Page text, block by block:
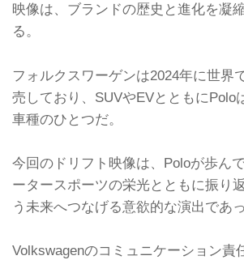
映像は、ブランドの歴史と進化を凝
る。
フォルクスワーゲンは2024年に世界
売しており、SUVやEVとともにPolo
車種のひとつだ。
今回のドリフト映像は、Poloが歩ん
ータースポーツの栄光とともに振り
う未来へつなげる意欲的な演出であっ
Volkswagenのコミュニケーション責